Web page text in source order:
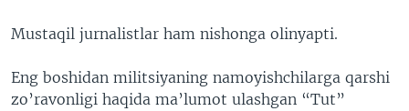
Mustaqil jurnalistlar ham nishonga olinyapti.
Eng boshidan militsiyaning namoyishchilarga qarshi
zo’ravonligi haqida ma’lumot ulashgan “Tut”